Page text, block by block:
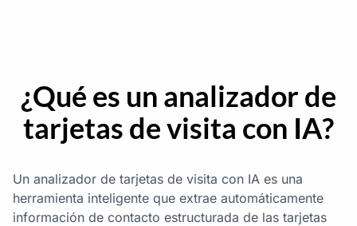
¿Qué es un analizador de
tarjetas de visita con IA?
Un analizador de tarjetas de visita con IA es una
herramienta inteligente que extrae automáticamente
información de contacto estructurada de las tarjetas